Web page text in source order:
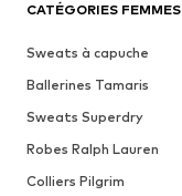
CATÉGORIES FEMMES
Sweats à capuche
Ballerines Tamaris
Sweats Superdry
Robes Ralph Lauren
Colliers Pilgrim